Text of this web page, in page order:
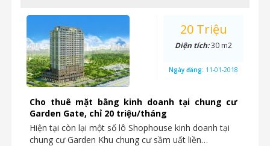
Cho thuê mặt bằng kinh doanh tại chung cư
Garden Gate, chỉ 20 triệu/tháng
Hiện tại còn lại một số lô Shophouse kinh doanh tại
chung cư Garden Khu chung cư sầm uất liền…
20 Triệu
Diện tích:30 m2
Ngày đăng: 11-01-2018